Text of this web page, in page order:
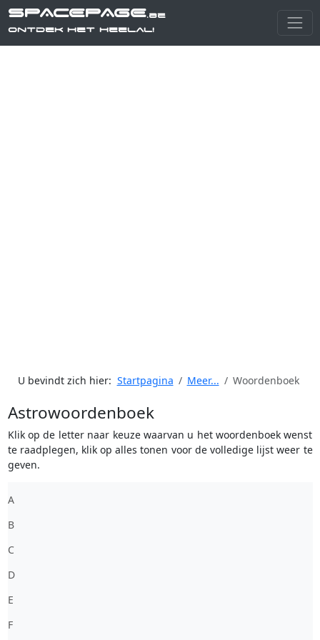
SPACEPAGE.be
Ontdek het heelal!
U bevindt zich hier: Startpagina Meer... Woordenboek
Astrowoordenboek
Klik op de letter naar keuze waarvan u het woordenboek wenst
te raadplegen, klik op alles tonen voor de volledige lijst weer te
geven.
A
B
C
D
E
F